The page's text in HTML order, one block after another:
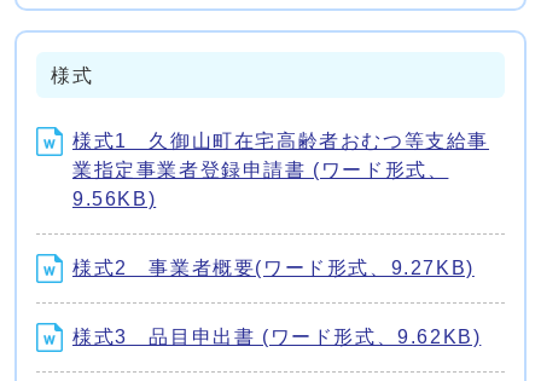
様式
様式1 久御山町在宅高齢者おむつ等支給事
業指定事業者登録申請書 (ワード形式、
9.56KB)
様式2 事業者概要(ワード形式、9.27KB)
様式3 品目申出書 (ワード形式、9.62KB)